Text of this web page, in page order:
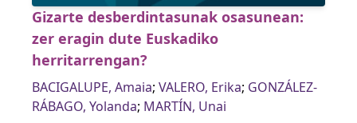
Gizarte desberdintasunak osasunean:
zer eragin dute Euskadiko
herritarrengan?
BACIGALUPE, Amaia; VALERO, Erika; GONZÁLEZ-
RÁBAGO, Yolanda; MARTÍN, Unai